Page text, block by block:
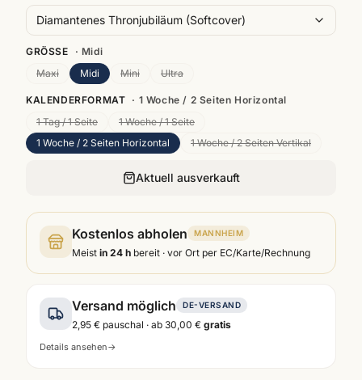
Diamantenes Thronjubiläum (Softcover)
GRÖSSE · Midi
Maxi
Midi Mini Ultra
KALENDERFORMAT · 1 Woche / 2 Seiten Horizontal
1 Tag / 1 Seite
1 Woche / 1 Seite
1 Woche / 2 Seiten Horizontal
1 Woche / 2 Seiten Vertikal
Aktuell ausverkauft
Kostenlos abholen MANNHEIM
Meist in 24 h bereit · vor Ort per EC/Karte/Rechnung
Versand möglich DE-VERSAND
2,95 € pauschal · ab 30,00 € gratis
Details ansehen→